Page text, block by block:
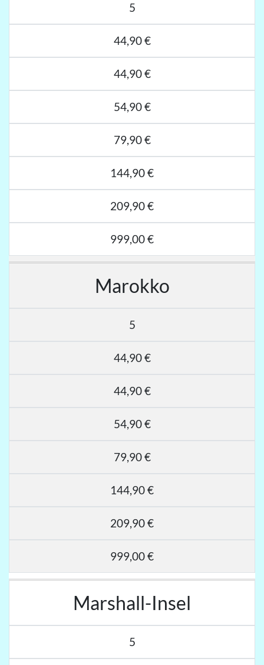
5
44,90 €
44,90 €
54,90 €
79,90 €
144,90 €
209,90 €
999,00 €
Marokko
5
44,90 €
44,90 €
54,90 €
79,90 €
144,90 €
209,90 €
999,00 €
Marshall-Insel
5